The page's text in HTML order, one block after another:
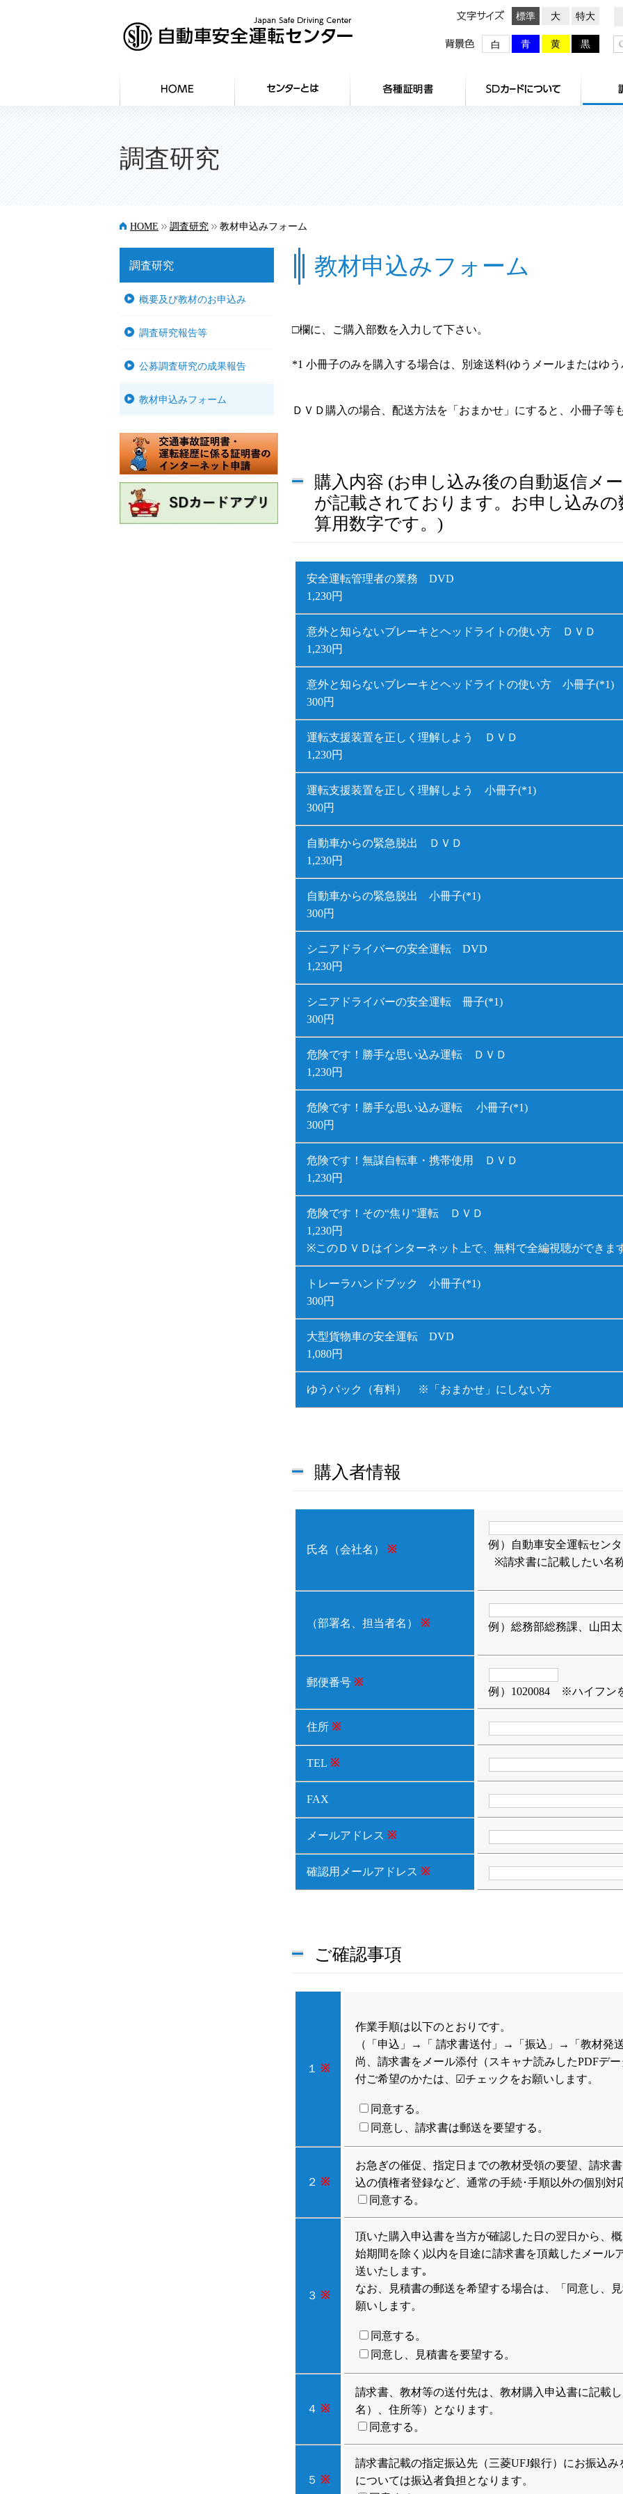
文字サイズ
標準 大 特大
背景色
白 青 黄 黒
調査研究
HOME >> 調査研究 >> 教材申込みフォーム
教材申込みフォーム
□欄に、ご購入部数を入力して下さい。
*1 小冊子のみを購入する場合は、別途送料(ゆうメールまたはゆ
ＤＶＤ購入の場合、配送方法を「おまかせ」にすると、小冊子等
購入内容 (お申し込み後の自動返信メ
が記載されております。お申し込み
算用数字です。)
安全運転管理者の業務 DVD
1,230円
意外と知らないブレーキとヘッドライトの使い方 ＤＶＤ
1,230円
意外と知らないブレーキとヘッドライトの使い方 小冊子(*1)
300円
運転支援装置を正しく理解しよう ＤＶＤ
1,230円
運転支援装置を正しく理解しよう 小冊子(*1)
300円
自動車からの緊急脱出 ＤＶＤ
1,230円
自動車からの緊急脱出 小冊子(*1)
300円
シニアドライバーの安全運転 DVD
1,230円
シニアドライバーの安全運転 冊子(*1)
300円
危険です！勝手な思い込み運転 ＤＶＤ
1,230円
危険です！勝手な思い込み運転 小冊子(*1)
300円
危険です！無謀自転車・携帯使用 ＤＶＤ
1,230円
危険です！その“焦り”運転 ＤＶＤ
1,230円
※このＤＶＤはインターネット上で、無料で全編視聴ができま
トレーラハンドブック 小冊子(*1)
300円
大型貨物車の安全運転 DVD
1,080円
ゆうパック（有料） ※「おまかせ」にしない方
購入者情報
氏名（会社名） ※
例）自動車安全運転セン
請求書に記載したい名
（部署名、担当者名） ※ 例）総務部総務課、山田
郵便番号 ※
例）1020084 ※ハイフン
住所 ※
TEL ※
FAX
メールアドレス ※
確認用メールアドレス ※
ご確認事項
１ ※
作業手順は以下のとおりです。
（「申込」→「 請求書送付」→「振込」→「教材発
尚、請求書をメール添付（スキャナ読みしたPDFデ
付ご希望のかたは、☑チェックをお願いします。
同意する。
同意し、請求書は郵送を要望する。
２ ※
お急ぎの催促、指定日までの教材受領の要望、請求
込の債権者登録など、通常の手続･手順以外の個別対
同意する。
３ ※
頂いた購入申込書を当方が確認した日の翌日から、
始期間を除く)以内を目途に請求書を頂戴したメール
送いたします｡
なお、見積書の郵送を希望する場合は、「同意し、
願いします。
同意する。
同意し、見積書を要望する。
４ ※
請求書、教材等の送付先は、教材購入申込書に記載
名）、住所等）となります。
同意する。
５ ※
請求書記載の指定振込先（三菱UFJ銀行）にお振込
については振込者負担となります。
調査研究
概要及び教材のお申込み
調査研究報告等
公募調査研究の成果報告
教材申込みフォーム